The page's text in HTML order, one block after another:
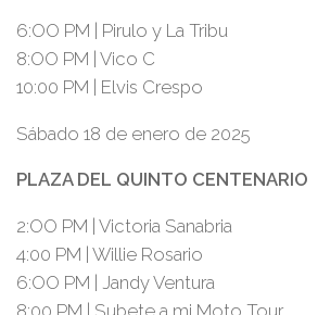
6:OO PM | Pirulo y La Tribu
8:OO PM | Vico C
10:00 PM | Elvis Crespo
Sábado 18 de enero de 2025
PLAZA DEL QUINTO CENTENARIO
2:OO PM | Victoria Sanabria
4:00 PM | Willie Rosario
6:OO PM | Jandy Ventura